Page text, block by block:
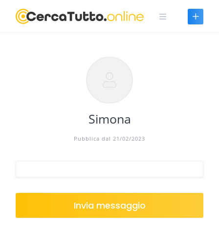
Simona
Pubblica dal 21/02/2023
Invia messaggio